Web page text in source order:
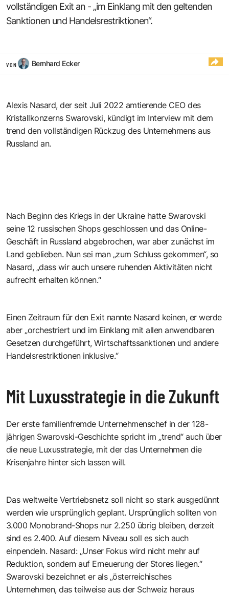
vollständigen Exit an - „im Einklang mit den geltenden
Sanktionen und Handelsrestriktionen“.
VON Bernhard Ecker
Alexis Nasard, der seit Juli 2022 amtierende CEO des
Kristallkonzerns Swarovski, kündigt im Interview mit dem
trend den vollständigen Rückzug des Unternehmens aus
Russland an.
Nach Beginn des Kriegs in der Ukraine hatte Swarovski
seine 12 russischen Shops geschlossen und das Online-
Geschäft in Russland abgebrochen, war aber zunächst im
Land geblieben. Nun sei man „zum Schluss gekommen“, so
Nasard, „dass wir auch unsere ruhenden Aktivitäten nicht
aufrecht erhalten können.“
Einen Zeitraum für den Exit nannte Nasard keinen, er werde
aber „orchestriert und im Einklang mit allen anwendbaren
Gesetzen durchgeführt, Wirtschaftssanktionen und andere
Handelsrestriktionen inklusive.“
Mit Luxusstrategie in die Zukunft
Der erste familienfremde Unternehmenschef in der 128-
jährigen Swarovski-Geschichte spricht im „trend“ auch über
die neue Luxusstrategie, mit der das Unternehmen die
Krisenjahre hinter sich lassen will.
Das weltweite Vertriebsnetz soll nicht so stark ausgedünnt
werden wie ursprünglich geplant. Ursprünglich sollten von
3.000 Monobrand-Shops nur 2.250 übrig bleiben, derzeit
sind es 2.400. Auf diesem Niveau soll es sich auch
einpendeln. Nasard: „Unser Fokus wird nicht mehr auf
Reduktion, sondern auf Erneuerung der Stores liegen.“
Swarovski bezeichnet er als „österreichisches
Unternehmen, das teilweise aus der Schweiz heraus